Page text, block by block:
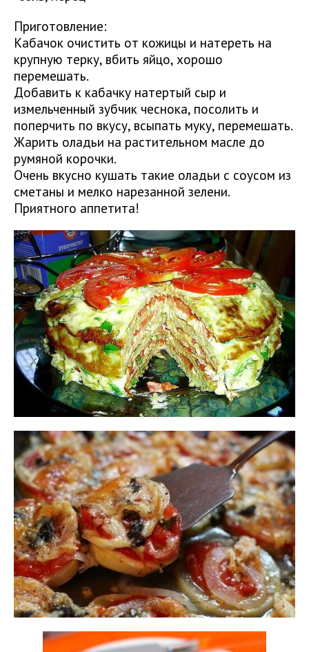
Приготовление:
Кабачок очистить от кожицы и натереть на
крупную терку, вбить яйцо, хорошо
перемешать.
Добавить к кабачку натертый сыр и
измельченный зубчик чеснока, посолить и
поперчить по вкусу, всыпать муку, перемешать.
Жарить оладьи на растительном масле до
румяной корочки.
Очень вкусно кушать такие оладьи с соусом из
сметаны и мелко нарезанной зелени.
Приятного аппетита!